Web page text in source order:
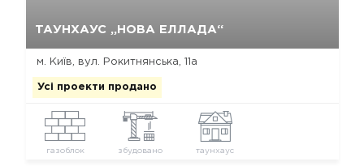
ТАУНХАУС „НОВА ЕЛЛАДА“
м. Київ, вул. Рокитнянська, 11а
Усі проекти продано
газоблок збудовано таунхаус